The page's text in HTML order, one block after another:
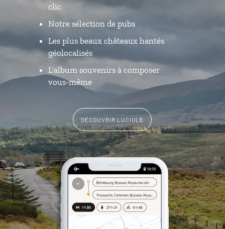
clic
Notre sélection de pubs
Les plus beaux châteaux hantés
géolocalisés
L'album souvenirs à composer
vous-même
DÉCOUVRIR LUCIOLE